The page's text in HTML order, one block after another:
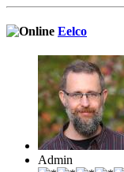
Eelco
Admin